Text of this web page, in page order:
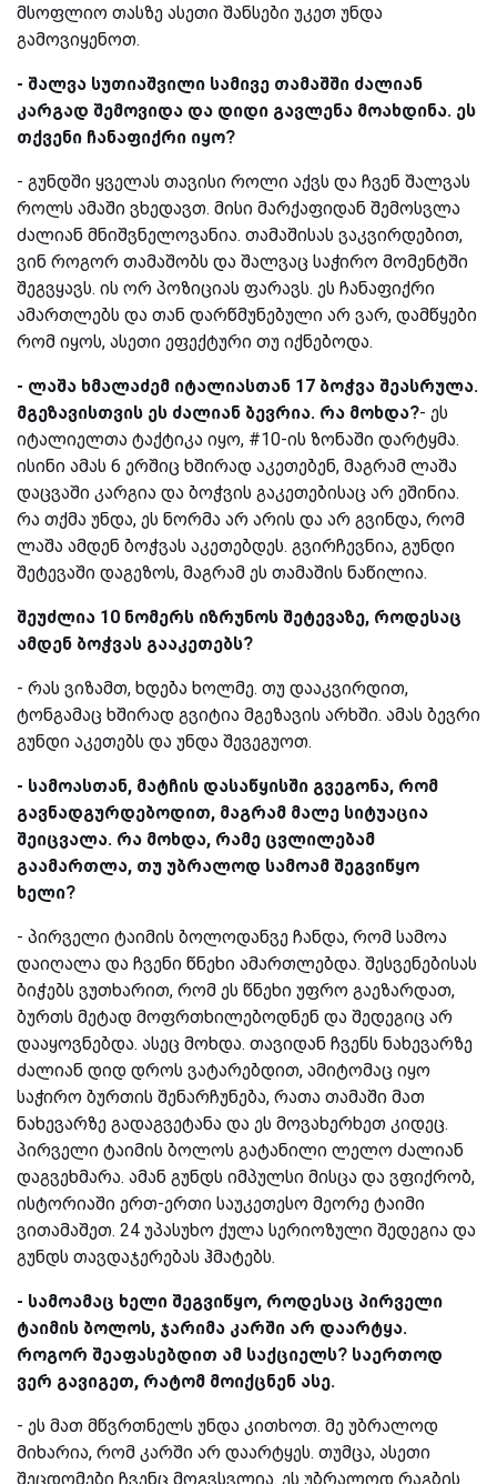
მსოფლიო თასზე ასეთი შანსები უკეთ უნდა
გამოვიყენოთ.
- შალვა სუთიაშვილი სამივე თამაშში ძალიან
კარგად შემოვიდა და დიდი გავლენა მოახდინა. ეს
თქვენი ჩანაფიქრი იყო?
- გუნდში ყველას თავისი როლი აქვს და ჩვენ შალვას
როლს ამაში ვხედავთ. მისი მარქაფიდან შემოსვლა
ძალიან მნიშვნელოვანია. თამაშისას ვაკვირდებით,
ვინ როგორ თამაშობს და შალვაც საჭირო მომენტში
შეგვყავს. ის ორ პოზიციას ფარავს. ეს ჩანაფიქრი
ამართლებს და თან დარწმუნებული არ ვარ, დამწყები
რომ იყოს, ასეთი ეფექტური თუ იქნებოდა.
- ლაშა ხმალაძემ იტალიასთან 17 ბოჭვა შეასრულა.
მგეზავისთვის ეს ძალიან ბევრია. რა მოხდა?- ეს
იტალიელთა ტაქტიკა იყო, #10-ის ზონაში დარტყმა.
ისინი ამას 6 ერშიც ხშირად აკეთებენ, მაგრამ ლაშა
დაცვაში კარგია და ბოჭვის გაკეთებისაც არ ეშინია.
რა თქმა უნდა, ეს ნორმა არ არის და არ გვინდა, რომ
ლაშა ამდენ ბოჭვას აკეთებდეს. გვირჩევნია, გუნდი
შეტევაში დაგეზოს, მაგრამ ეს თამაშის ნაწილია.
შეუძლია 10 ნომერს იზრუნოს შეტევაზე, როდესაც
ამდენ ბოჭვას გააკეთებს?
- რას ვიზამთ, ხდება ხოლმე. თუ დააკვირდით,
ტონგამაც ხშირად გვიტია მგეზავის არხში. ამას ბევრი
გუნდი აკეთებს და უნდა შევეგუოთ.
- სამოასთან, მატჩის დასაწყისში გვეგონა, რომ
გავნადგურდებოდით, მაგრამ მალე სიტუაცია
შეიცვალა. რა მოხდა, რამე ცვლილებამ
გაამართლა, თუ უბრალოდ სამოამ შეგვიწყო
ხელი?
- პირველი ტაიმის ბოლოდანვე ჩანდა, რომ სამოა
დაიღალა და ჩვენი წნეხი ამართლებდა. შესვენებისას
ბიჭებს ვუთხარით, რომ ეს წნეხი უფრო გაეზარდათ,
ბურთს მეტად მოფრთხილებოდნენ და შედეგიც არ
დააყოვნებდა. ასეც მოხდა. თავიდან ჩვენს ნახევარზე
ძალიან დიდ დროს ვატარებდით, ამიტომაც იყო
საჭირო ბურთის შენარჩუნება, რათა თამაში მათ
ნახევარზე გადაგვეტანა და ეს მოვახერხეთ კიდეც.
პირველი ტაიმის ბოლოს გატანილი ლელო ძალიან
დაგვეხმარა. ამან გუნდს იმპულსი მისცა და ვფიქრობ,
ისტორიაში ერთ-ერთი საუკეთესო მეორე ტაიმი
ვითამაშეთ. 24 უპასუხო ქულა სერიოზული შედეგია და
გუნდს თავდაჯერებას ჰმატებს.
- სამოამაც ხელი შეგვიწყო, როდესაც პირველი
ტაიმის ბოლოს, ჯარიმა კარში არ დაარტყა.
როგორ შეაფასებდით ამ საქციელს? საერთოდ
ვერ გავიგეთ, რატომ მოიქცნენ ასე.
- ეს მათ მწვრთნელს უნდა კითხოთ. მე უბრალოდ
მიხარია, რომ კარში არ დაარტყეს. თუმცა, ასეთი
შეცდომები ჩვენც მოგვსვლია. ეს უბრალოდ რაგბის